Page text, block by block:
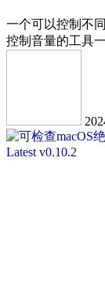
一个可以控制不
控制音量的工具